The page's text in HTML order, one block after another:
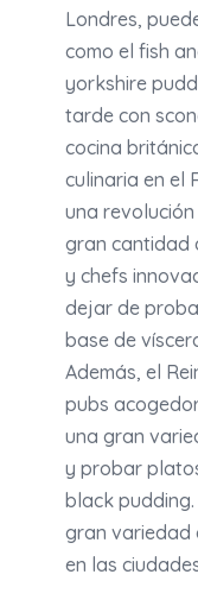
Londres,
como el fish
yorkshire
tarde con
cocina
culinaria en el
una
gran cantidad
y chefs
dejar de
base de
Además, el
pubs
una gran
y probar
black
gran variedad
en las